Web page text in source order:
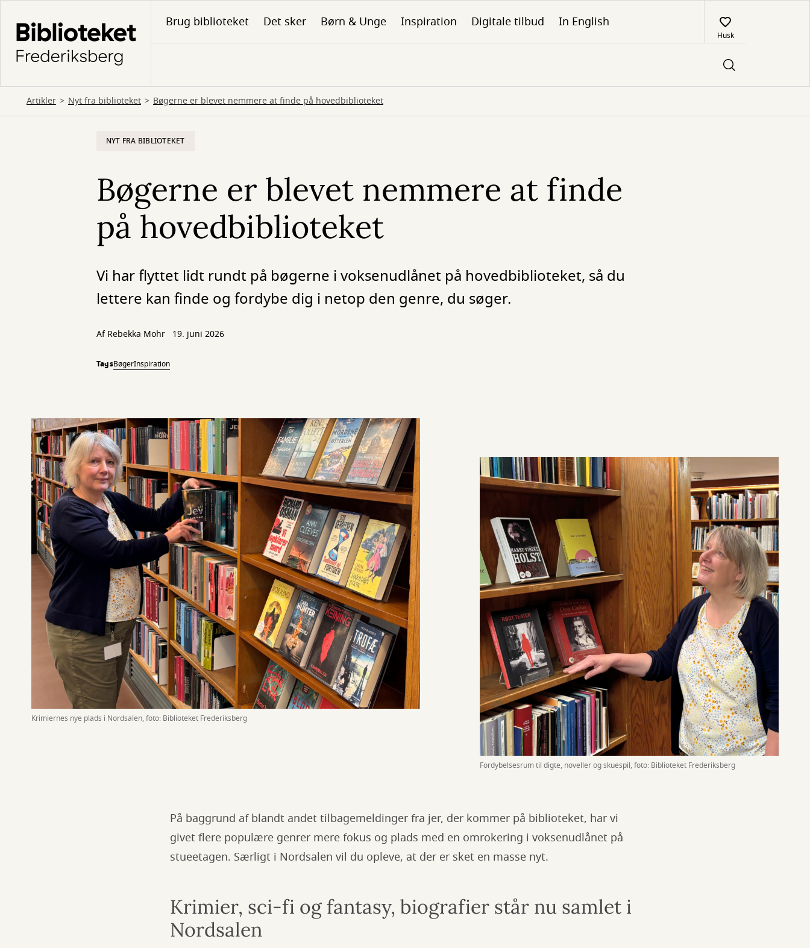
hovedindhold
Brug biblioteket Det sker Børn & Unge Inspiration Digitale tilbud In English
Husk
Artikler Nyt fra biblioteket Bøgerne er blevet nemmere at finde på hovedbiblioteket
NYT FRA BIBLIOTEKET
Bøgerne er blevet nemmere at finde
på hovedbiblioteket
Vi har flyttet lidt rundt på bøgerne i voksenudlånet på hovedbiblioteket, så du
lettere kan finde og fordybe dig i netop den genre, du søger.
AfRebekka Mohr 19. juni 2026
TagsBøgerInspiration
Krimiernes nye plads i Nordsalen, foto: Biblioteket Frederiksberg
Fordybelsesrum til digte, noveller og skuespil, foto: Biblioteket Frederiksberg
På baggrund af blandt andet tilbagemeldinger fra jer, der kommer på biblioteket, har vi
givet flere populære genrer mere fokus og plads med en omrokering i voksenudlånet på
stueetagen. Særligt i Nordsalen vil du opleve, at der er sket en masse nyt.
Krimier, sci-fi og fantasy, biografier står nu samlet i
Nordsalen